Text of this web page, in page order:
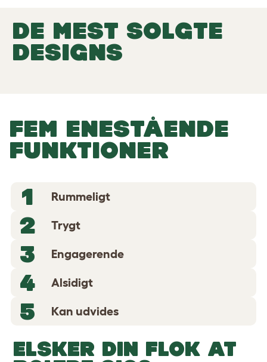
DE MEST SOLGTE
DESIGNS
FEM ENESTÅENDE
FUNKTIONER
1
Rummeligt
2 Trygt
3 Engagerende
4 Alsidigt
5 Kan udvides
ELSKER DIN FLOK AT